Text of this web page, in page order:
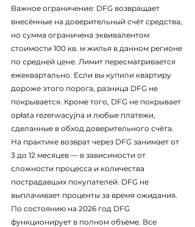
Важное ограничение: DFG возвращает
внесённые на доверительный счёт средства,
но сумма ограничена эквивалентом
стоимости 100 кв. м жилья в данном регионе
по средней цене. Лимит пересматривается
ежеквартально. Если вы купили квартиру
дороже этого порога, разница DFG не
покрывается. Кроме того, DFG не покрывает
opłata rezerwacyjna и любые платежи,
сделанные в обход доверительного счёта.
На практике возврат через DFG занимает от
3 до 12 месяцев — в зависимости от
сложности процесса и количества
пострадавших покупателей. DFG не
выплачивает проценты за время ожидания.
По состоянию на 2026 год DFG
функционирует в полном объёме. Все